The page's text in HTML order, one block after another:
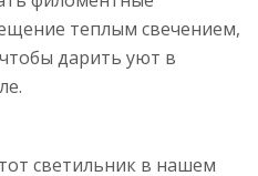
теплым свечением,
дарить уют в
светильник в нашем